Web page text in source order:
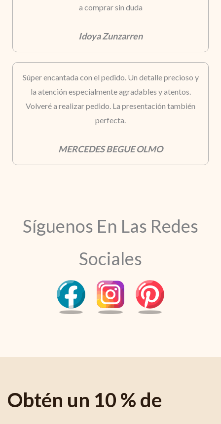
a comprar sin duda
Idoya Zunzarren
Súper encantada con el pedido. Un detalle precioso y
la atención especialmente agradables y atentos.
Volveré a realizar pedido. La presentación también
perfecta.
MERCEDES BEGUE OLMO
Síguenos En Las Redes
Sociales
Obtén un 10 % de